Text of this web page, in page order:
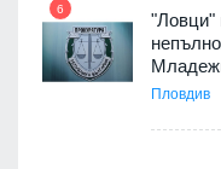
6
"Ловци"
Пловдив